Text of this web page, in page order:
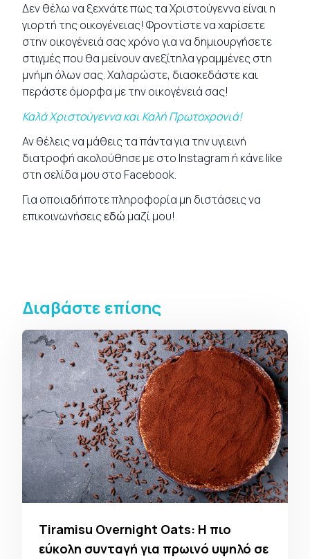
Δεν θέλω να ξεχνάτε πως τα Χριστούγεννα είναι η
γιορτή της οικογένειας! Φροντίστε να χαρίσετε
στην οικογένειά σας χρόνο για να δημιουργήσετε
στιγμές που θα μείνουν ανεξίτηλα γραμμένες στη
μνήμη όλων σας. Χαλαρώστε, διασκεδάστε και
περάστε όμορφα με την οικογένειά σας!
Καλά Χριστούγεννα και Καλή Πρωτοχρονιά!
Αν θέλεις να μάθεις τα πάντα για την υγιεινή
διατροφή ακολούθησε με στο Instagram ή κάνε like
στη σελίδα μου στο Facebook.
Για οποιαδήποτε πληροφορία μη διστάσεις να
επικοινωνήσειςεδώ μαζί μου!
Διαβάστε επίσης
Tiramisu Overnight Oats: Η πιο
εύκολη συνταγή για πρωινό υψηλό σε